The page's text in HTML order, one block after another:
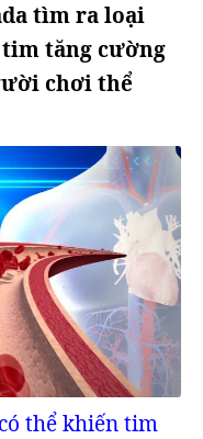
tìm ra loại
tăng cường
chơi thể
thể khiến tim